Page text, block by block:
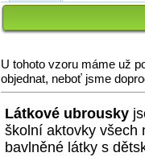
U tohoto vzoru máme už
objednat, neboť jsme
Látkové ubrousky
školní aktovky všech
bavlněné látky s